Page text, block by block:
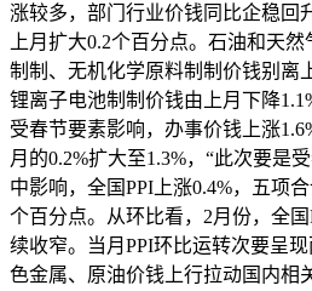
涨较多，部门行业价钱同比企稳回
上月扩大0.2个百分点。石油和天
制制、无机化学原料制制价钱别离
锂离子电池制制价钱由上月下降
受春节要素影响，办事价钱上涨
月的0.2%扩大至1.3%，“此次要是
中影响，全国PPI上涨0.4%，五项
个百分点。从环比看，2月份，全
续收窄。当月PPI环比运转次要呈
色金属、原油价钱上行拉动国内相